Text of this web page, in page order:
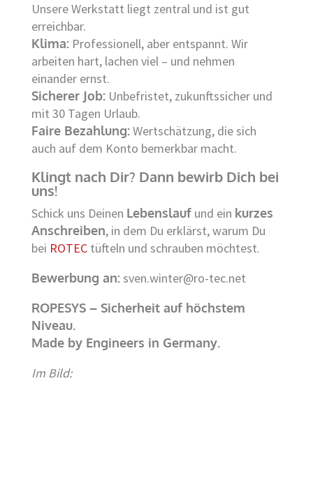
Unsere Werkstatt liegt zentral und ist gut
erreichbar.
Klima:Professionell, aber entspannt. Wir
arbeiten hart, lachen viel – und nehmen
einander ernst.
Sicherer Job:Unbefristet, zukunftssicher und
mit 30 Tagen Urlaub.
Faire Bezahlung:Wertschätzung, die sich
auch auf dem Konto bemerkbar macht.
Klingt nach Dir? Dann bewirb Dich bei
uns!
Schick uns Deinen Lebenslaufund ein kurzes
Anschreiben, in dem Du erklärst, warum Du
bei ROTECtüfteln und schrauben möchtest.
Bewerbung an:sven.winter@ro-tec.net
ROPESYS – Sicherheit auf höchstem
Niveau.
Made by Engineers in Germany.
Im Bild: